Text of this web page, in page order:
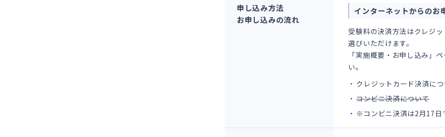
申し込み方法
お申し込みの流れ
インターネットからのお
受験料の決済方法はクレジ
選びいただけます。
「実施概要・お申し込み 」
い。
クレジットカード決済につ
コンビニ決済について
※コンビニ決済は2月17日